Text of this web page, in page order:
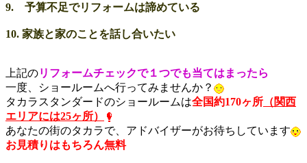
9. 予算不足でリフォームは諦めている
10. 家族と家のことを話し合いたい
上記のリフォームチェックで１つでも当てはまったら
一度、ショールームへ行ってみませんか？
タカラスタンダードのショールームは全国約170ヶ所 （関西
エリアには25ヶ所）
あなたの街のタカラで、アドバイザーがお待ちしています
お見積りはもちろん無料